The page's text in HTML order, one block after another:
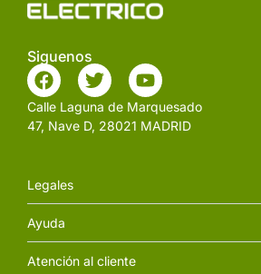
Siguenos
Calle Laguna de Marquesado
47, Nave D, 28021 MADRID
Legales
Ayuda
Atención al cliente